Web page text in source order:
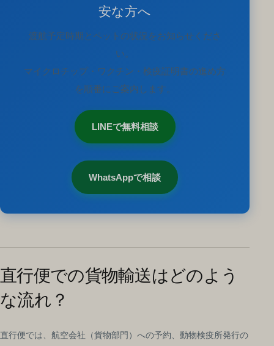
安な方へ
渡航予定時期とペットの状況をお知らせくださ
い。
マイクロチップ・ワクチン・検疫証明書の進め方
を順番にご案内します。
LINEで無料相談
WhatsAppで相談
直行便での貨物輸送はどのよう
な流れ？
直行便では、航空会社（貨物部門）への予約、動物検疫所発行の